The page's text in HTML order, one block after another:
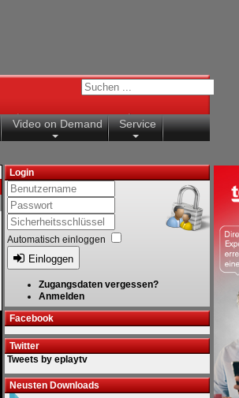
Video on Demand Service
Login
Automatisch einloggen
Einloggen
Zugangsdaten vergessen?
Anmelden
Facebook
Twitter
Tweets by eplaytv
Neusten Downloads